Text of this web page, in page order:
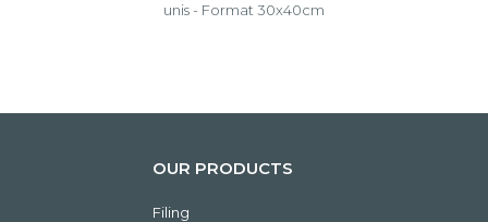
unis - Format 30x40cm
OUR PRODUCTS
Filing